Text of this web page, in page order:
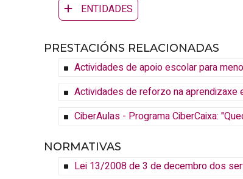
ENTIDADES
PRESTACIÓNS RELACIONADAS
Actividades de apoio escolar para
Actividades de reforzo na
CiberAulas - Programa CiberCaixa:
NORMATIVAS
Lei 13/2008 de 3 de decembro dos